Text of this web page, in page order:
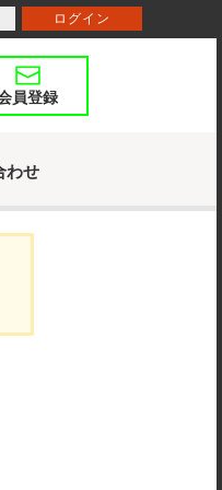
員登録
わせ
ログイン